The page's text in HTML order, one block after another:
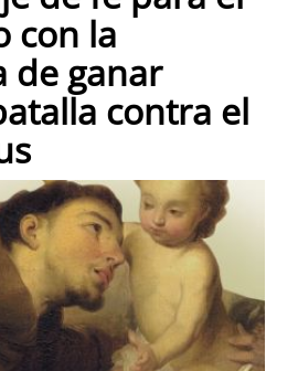
con la
de ganar
contra el